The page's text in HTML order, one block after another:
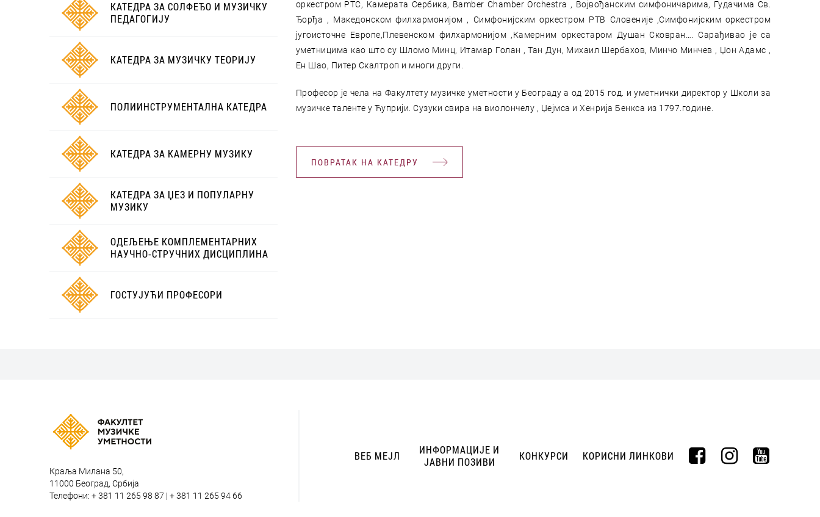
КАТЕДРА ЗА СОЛФЕЂО И МУЗИЧКУ
ПЕДАГОГИЈУ
КАТЕДРА ЗА МУЗИЧКУ ТЕОРИЈУ
ПОЛИИНСТРУМЕНТАЛНА КАТЕДРА
КАТЕДРА ЗА КАМЕРНУ МУЗИКУ
КАТЕДРА ЗА ЏЕЗ И ПОПУЛАРНУ
МУЗИКУ
ОДЕЉЕЊЕ КОМПЛЕМЕНТАРНИХ
НАУЧНО-СТРУЧНИХ ДИСЦИПЛИНА
ГОСТУЈУЋИ ПРОФЕСОРИ
оркестром РТС, Kамерата Сербика, Bamber Chamber Orchestra , Војвођанским симфоничарима, Гудачима Св.
Ђорђа , Македонском филхармонијом , Симфонијским оркестром РТВ Словеније ,Симфонијским оркестром
југоисточне Европе,Плевенском филхармонијом ,Камерним оркестаром Душан Сковран…. Сарађивао је са
уметницима као што су Шломо Минц, Итамар Голан , Тан Дун, Михаил Шербахов, Минчо Минчев , Џон Адамс ,
Ен Шао, Питер Скалтроп и многи други.
Професор је чела на Факултету музичке уметности у Београду а од 2015 год. и уметнички директор у Школи за
музичке таленте у Ћуприји. Сузуки свира на виолончелу , Џејмса и Хенрија Бенкса из 1797.године.
ПОВРАТАК НА КАТЕДРУ
Краља Милана 50,
11000 Београд, Србија
Телефони: + 381 11 265 98 87 | + 381 11 265 94 66
ВЕБ МЕЈЛ
ИНФОРМАЦИЈЕ И
ЈАВНИ ПОЗИВИ
КОНКУРСИ КОРИСНИ ЛИНКОВИ